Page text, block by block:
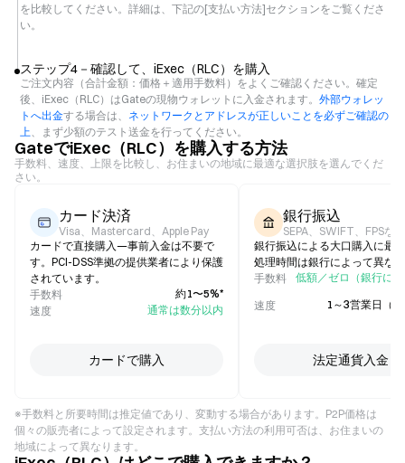
を比較してください。詳細は、下記の[支払い方法]セクションをご覧くださ
い。
ステップ4－確認して、iExec（RLC）を購入
ご注文内容（合計金額：価格＋適用手数料）をよくご確認ください。確定
後、iExec（RLC）はGateの現物ウォレットに入金されます。 外部ウォレッ
トへ出金する場合は、 ネットワークとアドレスが正しいことを必ずご確認の
上、まず少額のテスト送金を行ってください。
GateでiExec（RLC）を購入する方法
手数料、速度、上限を比較し、お住まいの地域に最適な選択肢を選んでくだ
さい。
カード決済
Visa、Mastercard、Apple Pay
カードで直接購入—事前入金は不要で
す。PCI-DSS準拠の提供業者により保護
されています。
手数料
約1〜5%*
速度
通常は数分以内
カードで購入
銀行振込
SEPA、SWIFT、FPSなど
銀行振込による大口購入に最
処理時間は銀行によって異な
手数料
低額／ゼロ（銀行に
速度
1～3営業日（
法定通貨入金
※手数料と所要時間は推定値であり、変動する場合があります。P2P価格は
個々の販売者によって設定されます。支払い方法の利用可否は、お住まいの
地域によって異なります。